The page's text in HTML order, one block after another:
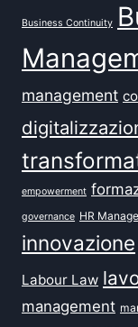
Business Continuity
management
empowerment
governance HR
innovazione
Labour Law
management